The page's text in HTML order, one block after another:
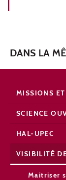
DANS LA
MISSIONS
SCIENCE
HAL-UPEC
VISIBILITÉ
Maitriser